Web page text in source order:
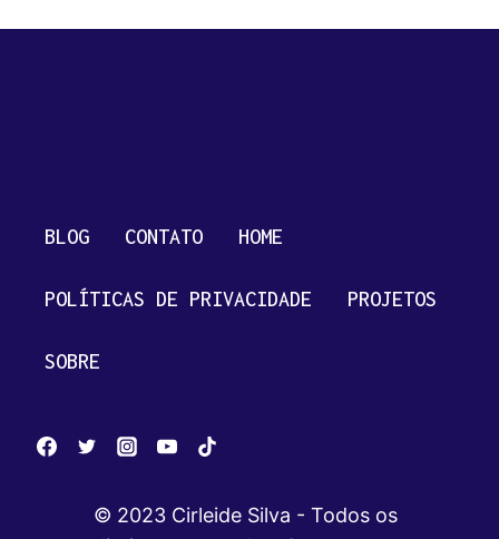
BLOG CONTATO HOME
POLÍTICAS DE PRIVACIDADE PROJETOS
SOBRE
© 2023 Cirleide Silva - Todos os